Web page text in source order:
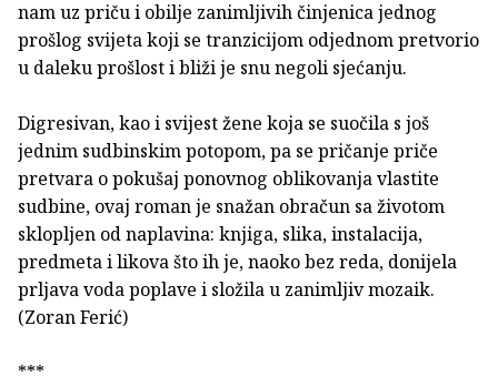
nam uz priču i obilje zanimljivih činjenica jednog
prošlog svijeta koji se tranzicijom odjednom pretvorio
u daleku prošlost i bliži je snu negoli sjećanju.
Digresivan, kao i svijest žene koja se suočila s još
jednim sudbinskim potopom, pa se pričanje priče
pretvara o pokušaj ponovnog oblikovanja vlastite
sudbine, ovaj roman je snažan obračun sa životom
sklopljen od naplavina: knjiga, slika, instalacija,
predmeta i likova što ih je, naoko bez reda, donijela
prljava voda poplave i složila u zanimljiv mozaik.
(Zoran Ferić)
***